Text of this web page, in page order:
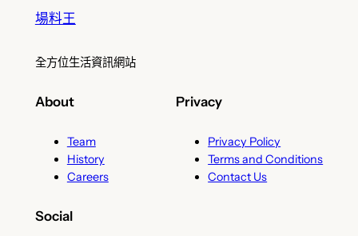
場料王
全方位生活資訊網站
About
Team
History
Careers
Privacy
Privacy Policy
Terms and Conditions
Contact Us
Social